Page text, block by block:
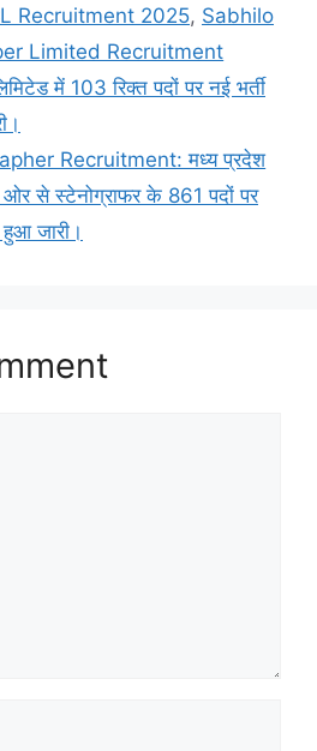
Recruitment 2025, Sabhilo
Limited Recruitment
में 103 रिक्त पदों पर नई भर्ती
Recruitment: मध्य प्रदेश
ओर से स्टेनोग्राफर के 861 पदों पर
जारी।